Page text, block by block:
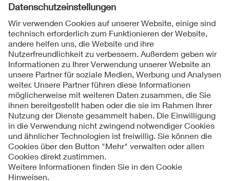
eigenes Handeln und geschieht damit auf eigene Gefahr.
Produkt-/Modellspezifische Herstellerangaben sollen
unbedingt eingehalten werden.
Folgen Sie uns
Impressum